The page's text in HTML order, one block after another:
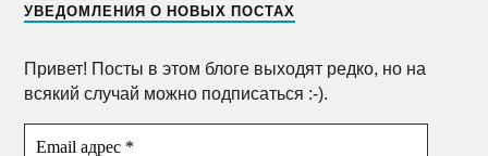
УВЕДОМЛЕНИЯ О НОВЫХ ПОСТАХ
Привет! Посты в этом блоге выходят редко, но на
всякий случай можно подписаться :-).